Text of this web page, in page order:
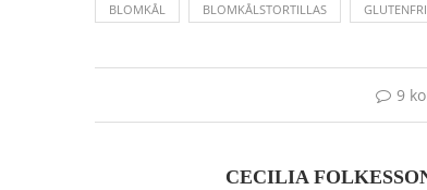
BLOMKÅL BLOMKÅLSTORTILLAS
9
CECILIA